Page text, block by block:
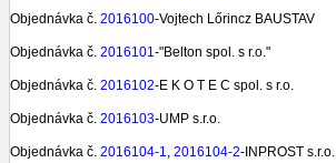
Objednávka č. 2016100-Vojtech Lőrincz BAUSTAV
Objednávka č. 2016101-"Belton spol. s r.o."
Objednávka č. 2016102-E K O T E C spol. s r.o.
Objednávka č. 2016103-UMP s.r.o.
Objednávka č. 2016104-1, 2016104-2-INPROST s.r.o.